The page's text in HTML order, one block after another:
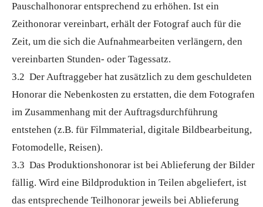
Pauschalhonorar entsprechend zu erhöhen. Ist ein
Zeithonorar vereinbart, erhält der Fotograf auch für die
Zeit, um die sich die Aufnahmearbeiten verlängern, den
vereinbarten Stunden- oder Tagessatz.
3.2 Der Auftraggeber hat zusätzlich zu dem geschuldeten
Honorar die Nebenkosten zu erstatten, die dem Fotografen
im Zusammenhang mit der Auftragsdurchführung
entstehen (z.B. für Filmmaterial, digitale Bildbearbeitung,
Fotomodelle, Reisen).
3.3 Das Produktionshonorar ist bei Ablieferung der Bilder
fällig. Wird eine Bildproduktion in Teilen abgeliefert, ist
das entsprechende Teilhonorar jeweils bei Ablieferung